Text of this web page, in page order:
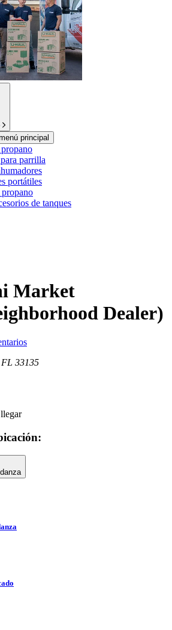
principal
parrilla
portátiles
propano
de tanques
Market
Dealer)
33135